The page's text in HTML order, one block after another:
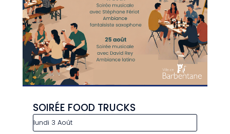
SOIRÉE FOOD TRUCKS
lundi 3 Août